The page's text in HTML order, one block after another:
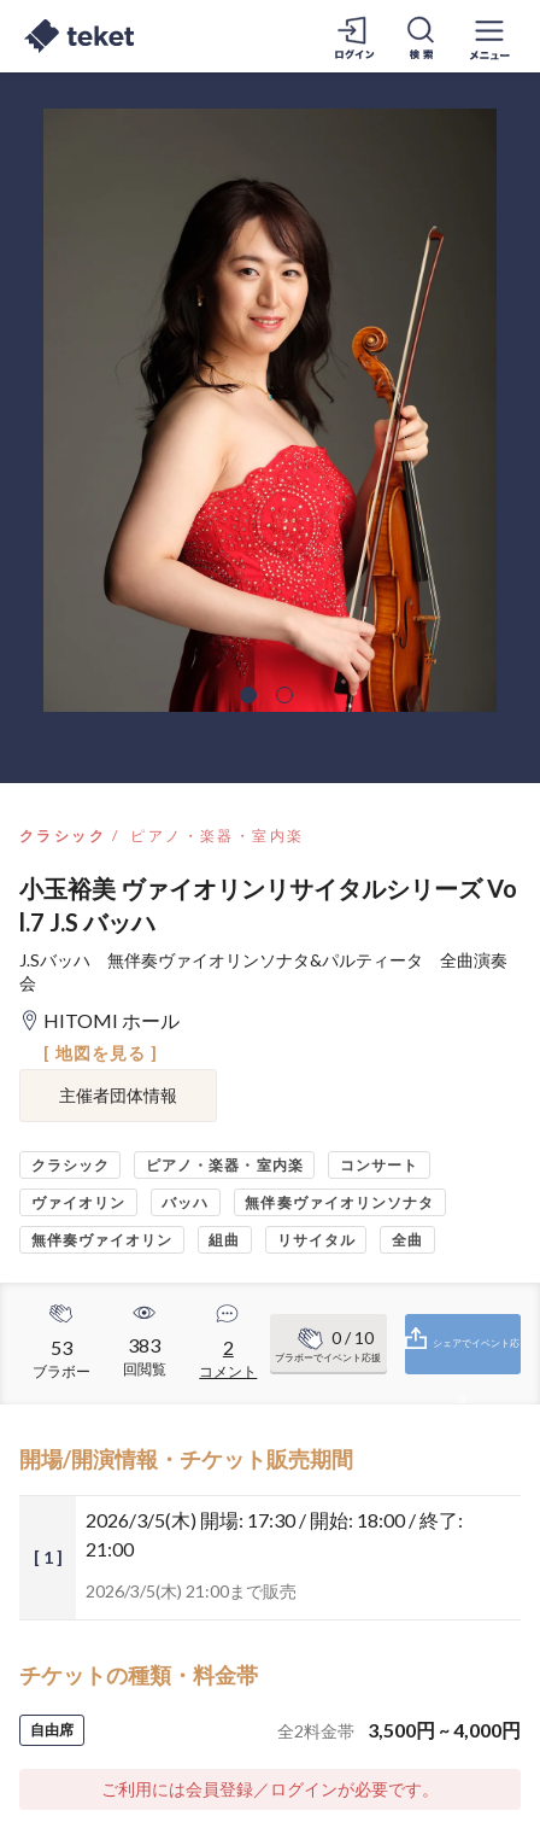
クラシック ピアノ・楽器・室内楽
小玉裕美 ヴァイオリンリサイタルシリーズ Vo
l.7 J.S バッハ
J.Sバッハ 無伴奏ヴァイオリンソナタ&パルティータ 全曲演奏
会
HITOMI ホール
[ 地図を見る ]
主催者団体情報
クラシック ピアノ・楽器・室内楽 コンサート
ヴァイオリン バッハ 無伴奏ヴァイオリンソナタ
無伴奏ヴァイオリン 組曲 リサイタル 全曲
53
ブラボー
383
回閲覧
2
コメント
0/ 10
ブラボーでイベント応援
シェアでイベント応
開場/開演情報・チケット販売期間
[ 1 ]
2026/3/5(木) 開場: 17:30 / 開始: 18:00 / 終了:
21:00
2026/3/5(木) 21:00まで販売
チケットの種類・料金帯
自由席 全2料金帯 3,500円 ~4,000円
ご利用には会員登録／ログインが必要です。